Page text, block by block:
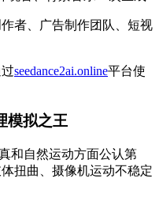
者、广告制作团队、短视
seedance2ai.online平台使
模拟之王
和自然运动方面公认第
扭曲、摄像机运动不稳定